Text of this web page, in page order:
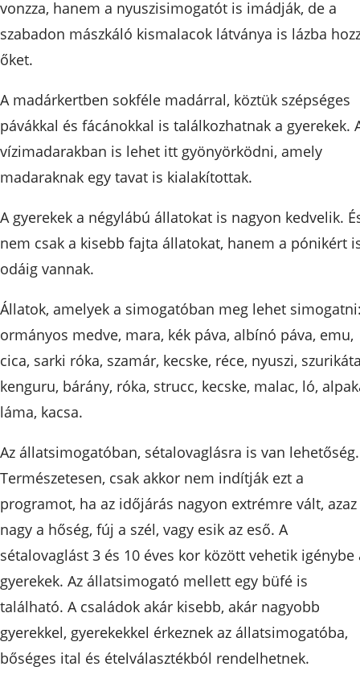
vonzza, hanem a nyuszisimogatót is imádják, de a
szabadon mászkáló kismalacok látványa is lázba
őket.
A madárkertben sokféle madárral, köztük szépséges
pávákkal és fácánokkal is találkozhatnak a gyerekek.
vízimadarakban is lehet itt gyönyörködni, amely
madaraknak egy tavat is kialakítottak.
A gyerekek a négylábú állatokat is nagyon kedvelik.
nem csak a kisebb fajta állatokat, hanem a pónikért
odáig vannak.
Állatok, amelyek a simogatóban meg lehet
ormányos medve, mara, kék páva, albínó páva, emu,
cica, sarki róka, szamár, kecske, réce, nyuszi,
kenguru, bárány, róka, strucc, kecske, malac, ló,
láma, kacsa.
Az állatsimogatóban, sétalovaglásra is van lehetőség.
Természetesen, csak akkor nem indítják ezt a
programot, ha az időjárás nagyon extrémre vált, azaz
nagy a hőség, fúj a szél, vagy esik az eső. A
sétalovaglást 3 és 10 éves kor között vehetik igénybe
gyerekek. Az állatsimogató mellett egy büfé is
található. A családok akár kisebb, akár nagyobb
gyerekkel, gyerekekkel érkeznek az állatsimogatóba,
bőséges ital és ételválasztékból rendelhetnek.